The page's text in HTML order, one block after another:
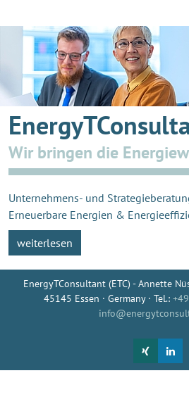
Wir bringen die
Unternehmens- und
Erneuerbare Energien &
weiterlesen
EnergyTConsultant (ETC) - Annette
45145 Essen · Germany · Tel.: